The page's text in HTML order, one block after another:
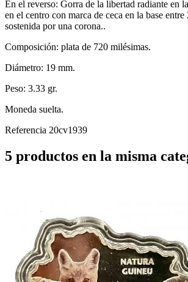
En el reverso: Gorra de la libertad radiante en
en el centro con marca de ceca en la base
sostenida por una corona..
Composición: plata de 720 milésimas.
Diámetro: 19 mm.
Peso: 3.33 gr.
Moneda suelta.
Referencia 20cv1939
5 productos en la misma